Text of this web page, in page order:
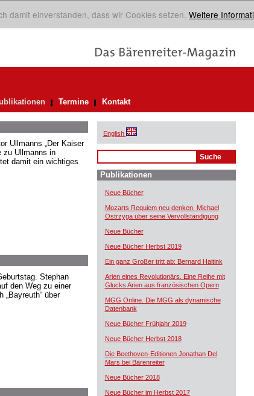
damit einverstanden, dass wir Cookies setzen. Weitere
Termine Kontakt
Ullmanns „Der Kaiser
zu Ullmanns in
damit ein wichtiges
Stephan
den Weg zu einer
über
English
Publikationen
Neue Bücher
Mozarts Requiem neu denken. Michael
Ostrzyga über seine Vervollständigung
Neue Bücher
Neue Bücher Herbst 2019
Ein ganz Großer tritt ab: Bernard Haitink
Arien eines Revolutionärs. Eine Reihe mit
Glucks Arien aus französischen Opern
MGG Online. Die MGG als dynamische
Datenbank
Neue Bücher Frühjahr 2019
Neue Bücher Herbst 2018
Die Beethoven-Editionen Jonathan Del
Mars bei Bärenreiter
Neue Bücher 2018
Neue Bücher im Herbst 2017